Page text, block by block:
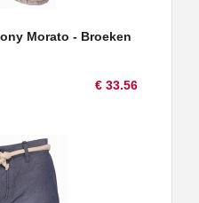
Morato - Broeken
€ 33.56